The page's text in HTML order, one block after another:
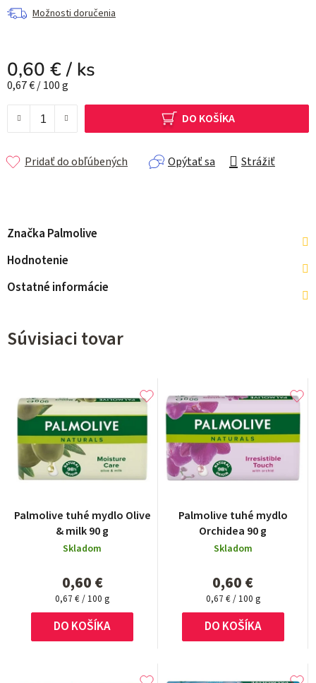
Možnosti doručenia
0,60 €/ ks
Jednotková cena:
0,67 € / 100 g
DO KOŠÍKA
Opýtať sa Strážiť
Pridať do obľúbených
Značka Palmolive
Hodnotenie
Ostatné informácie
Súvisiaci tovar
Palmolive tuhé mydlo Olive
& milk 90 g
Skladom
0,60 €
Jednotková
cena:
0,67 € / 100 g
DO KOŠÍKA
Palmolive tuhé mydlo
Orchidea 90 g
Skladom
0,60 €
Jednotková
cena:
0,67 € / 100 g
DO KOŠÍKA